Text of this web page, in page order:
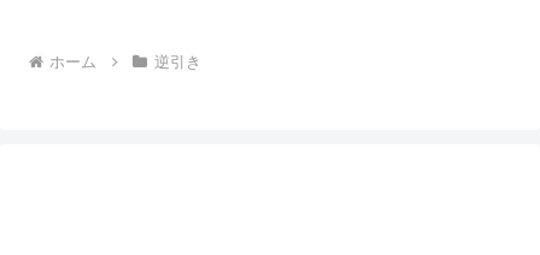
ホーム 逆引き